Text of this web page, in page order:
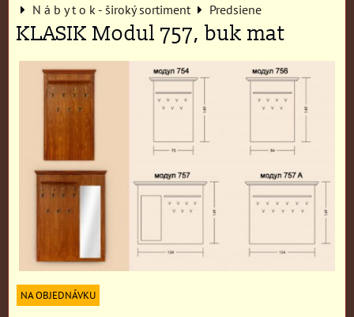
N á b y t o k - široký sortiment
Predsiene
KLASIK Modul 757, buk mat
NA OBJEDNÁVKU